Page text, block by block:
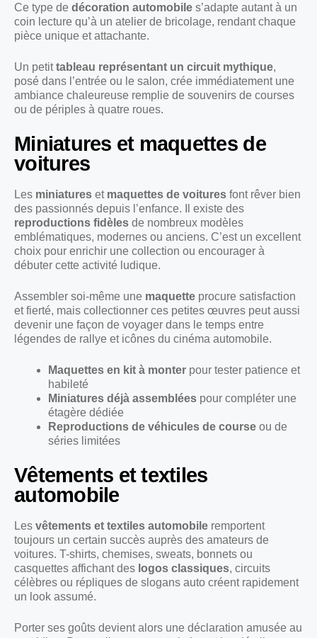
Ce type de décoration automobile s’adapte autant à un
coin lecture qu’à un atelier de bricolage, rendant chaque
pièce unique et attachante.
Un petittableau représentant un circuit mythique,
posé dans l’entrée ou le salon, crée immédiatement une
ambiance chaleureuse remplie de souvenirs de courses
ou de périples à quatre roues.
Miniatures et maquettes de
voitures
Les miniatures et maquettes de voitures font rêver bien
des passionnés depuis l’enfance. Il existe des
reproductions fidèles de nombreux modèles
emblématiques, modernes ou anciens. C’est un excellent
choix pour enrichir une collection ou encourager à
débuter cette activité ludique.
Assembler soi-même une maquette procure satisfaction
et fierté, mais collectionner ces petites œuvres peut aussi
devenir une façon de voyager dans le temps entre
légendes de rallye et icônes du cinéma automobile.
Maquettes en kit à monter pour tester patience et
habileté
Miniatures déjà assemblées pour compléter une
étagère dédiée
Reproductions de véhicules de course ou de
séries limitées
Vêtements et textiles
automobile
Les vêtements et textiles automobile remportent
toujours un certain succès auprès des amateurs de
voitures. T-shirts, chemises, sweats, bonnets ou
casquettes affichant des logos classiques, circuits
célèbres ou répliques de slogans auto créent rapidement
un look assumé.
Porter ses goûts devient alors une déclaration amusée au